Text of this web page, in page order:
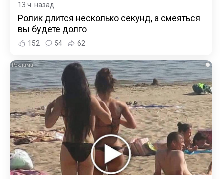
13 ч. назад
Ролик длится несколько секунд, а смеяться
вы будете долго
152 54 62
i